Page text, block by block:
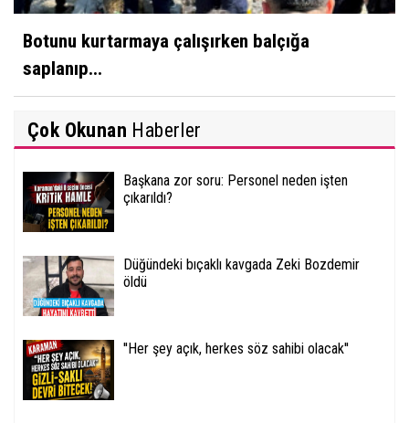
Botunu kurtarmaya çalışırken balçığa
saplanıp...
Çok Okunan Haberler
Başkana zor soru: Personel neden işten
çıkarıldı?
Düğündeki bıçaklı kavgada Zeki Bozdemir
öldü
''Her şey açık, herkes söz sahibi olacak''